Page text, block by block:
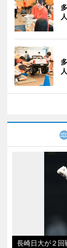
長崎日大が２